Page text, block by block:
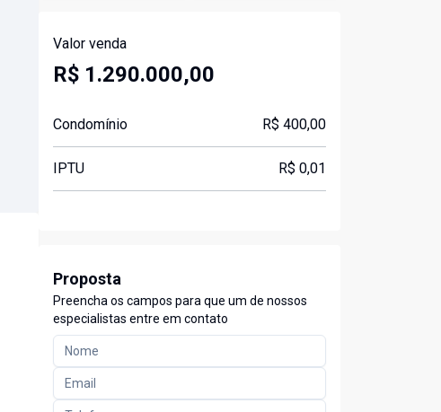
Valor venda
R$ 1.290.000,00
Condomínio R$ 400,00
IPTU R$ 0,01
Proposta
Preencha os campos para que um de nossos
especialistas entre em contato